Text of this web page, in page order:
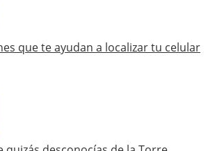
que te ayudan a localizar tu celular